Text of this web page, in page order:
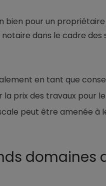
bien pour un
notaire dans le cadre
en tant que
prix des travaux pour
peut être amenée
domaines